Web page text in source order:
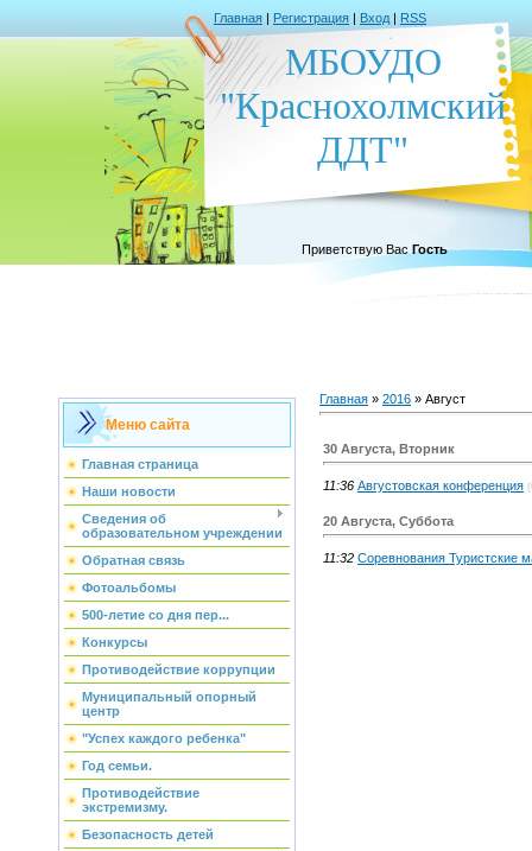
Главная | Регистрация | Вход | RSS
МБОУДО
"Краснохолмский
ДДТ"
Приветствую Вас Гость
Меню сайта
Главная страница
Наши новости
Сведения об
образовательном учреждении
Обратная связь
Фотоальбомы
500-летие со дня пер...
Конкурсы
Противодействие коррупции
Муниципальный опорный
центр
"Успех каждого ребенка"
Год семьи.
Противодействие
экстремизму.
Безопасность детей
Главная » 2016 » Август
30 Августа, Вторник
11:36 Августовская конференция
20 Августа, Суббота
11:32 Соревнования Туристские